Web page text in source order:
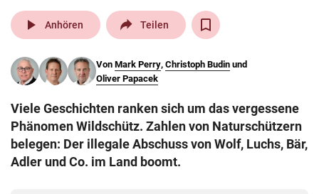
pin_drop
Wien arrow_right
search
eingeben
play_arrow Anhören Teilen
Von Mark Perry, Christoph Budin und
Oliver Papacek
Viele Geschichten ranken sich um das vergessene
Phänomen Wildschütz. Zahlen von Naturschützern
belegen: Der illegale Abschuss von Wolf, Luchs, Bär,
Adler und Co. im Land boomt.